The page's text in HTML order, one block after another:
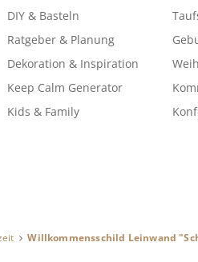
DIY & Basteln
Ratgeber & Planung
Dekoration & Inspiration
Keep Calm Generator
Kids & Family
Willkommensschild Leinwand